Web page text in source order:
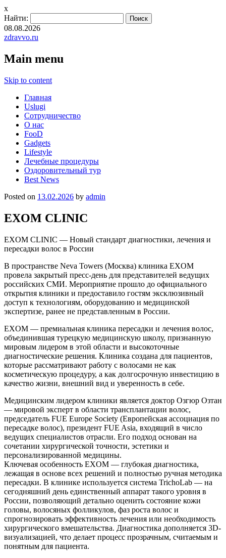
x
Найти:
08.08.2026
zdravvo.ru
Main menu
Skip to content
Главная
Uslugi
Сотрудничество
О нас
FooD
Gadgets
Lifestyle
Лечебные процедуры
Оздоровительный тур
Best News
Posted on 13.02.2026 by admin
EXOM CLINIC
EXOM CLINIC — Новый стандарт диагностики, лечения и
пересадки волос в России
В пространстве Neva Towers (Москва) клиника EXOM
провела закрытый пресс-день для представителей ведущих
российских СМИ. Мероприятие прошло до официального
открытия клиники и предоставило гостям эксклюзивный
доступ к технологиям, оборудованию и медицинской
экспертизе, ранее не представленным в России.
EXOM — премиальная клиника пересадки и лечения волос,
объединившая турецкую медицинскую школу, признанную
мировым лидером в этой области и высокоточные
диагностические решения. Клиника создана для пациентов,
которые рассматривают работу с волосами не как
косметическую процедуру, а как долгосрочную инвестицию в
качество жизни, внешний вид и уверенность в себе.
Медицинским лидером клиники является доктор Озгюр Озтан
— мировой эксперт в области трансплантации волос,
председатель FUE Europe Society (Европейская ассоциация по
пересадке волос), президент FUE Asia, входящий в число
ведущих специалистов отрасли. Его подход основан на
сочетании хирургической точности, эстетики и
персонализированной медицины.
Ключевая особенность EXOM — глубокая диагностика,
лежащая в основе всех решений и полностью ручная методика
пересадки. В клинике используется система TrichoLab — на
сегодняшний день единственный аппарат такого уровня в
России, позволяющий детально оценить состояние кожи
головы, волосяных фолликулов, фаз роста волос и
спрогнозировать эффективность лечения или необходимость
хирургического вмешательства. Диагностика дополняется 3D-
визуализацией, что делает процесс прозрачным, считаемым и
понятным для пациента.